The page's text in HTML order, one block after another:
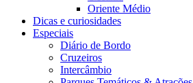
Oriente Médio
Dicas e curiosidades
Especiais
Diário de Bordo
Cruzeiros
Intercâmbio